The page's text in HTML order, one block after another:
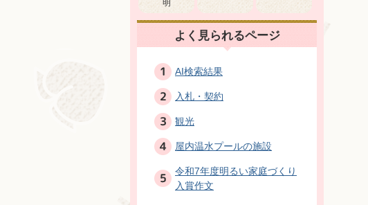
明
よく見られるページ
AI検索結果
入札・契約
観光
屋内温水プールの施設
令和7年度明るい家庭づくり
入賞作文